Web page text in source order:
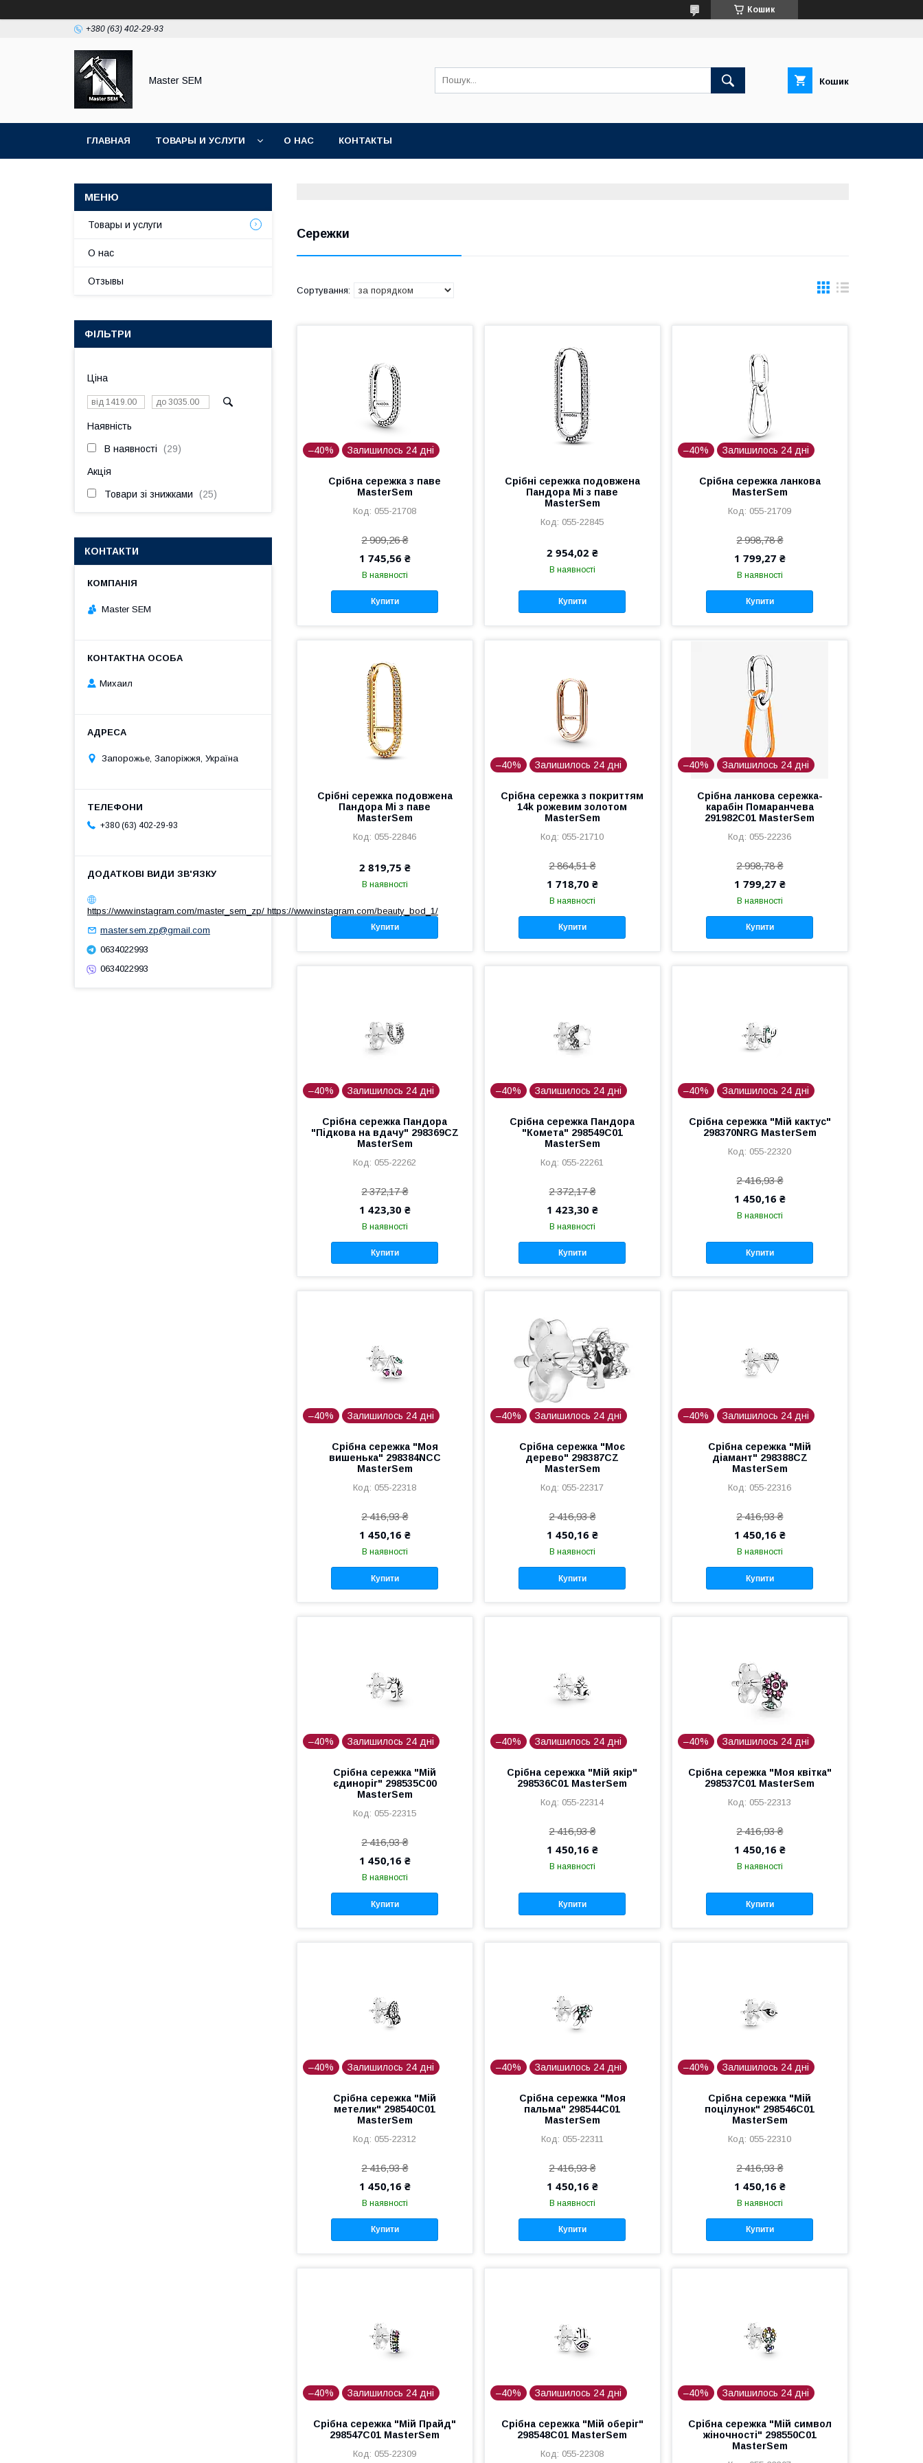
Кошик
+380 (63) 402-29-93
Master SEM Кошик
ГЛАВНАЯ ТОВАРЫ И УСЛУГИ О НАС КОНТАКТЫ
Сережки
–40% Залишилось 24 дні
Срібна сережка з паве
MasterSem
055-21708
2 909,26 ₴
1 745,56 ₴
В наявності
Купити
Срібні сережка подовжена
Пандора Мі з паве
MasterSem
055-22845
2 954,02 ₴
В наявності
Купити
–40% Залишилось 24 дні
Срібна сережка ланкова
MasterSem
055-21709
2 998,78 ₴
1 799,27 ₴
В наявності
Купити
Срібні сережка подовжена
Пандора Мі з паве
MasterSem
055-22846
2 819,75 ₴
В наявності
Купити
–40% Залишилось 24 дні
Срібна сережка з покриттям
14k рожевим золотом
MasterSem
055-21710
2 864,51 ₴
1 718,70 ₴
В наявності
Купити
–40% Залишилось 24 дні
Срібна ланкова сережка-
карабін Помаранчева
291982C01 MasterSem
055-22236
2 998,78 ₴
1 799,27 ₴
В наявності
Купити
–40% Залишилось 24 дні
Срібна сережка Пандора
"Підкова на вдачу" 298369CZ
MasterSem
055-22262
2 372,17 ₴
1 423,30 ₴
В наявності
Купити
–40% Залишилось 24 дні
Срібна сережка Пандора
"Комета" 298549C01
MasterSem
055-22261
2 372,17 ₴
1 423,30 ₴
В наявності
Купити
–40% Залишилось 24 дні
Срібна сережка "Мій кактус"
298370NRG MasterSem
055-22320
2 416,93 ₴
1 450,16 ₴
В наявності
Купити
–40% Залишилось 24 дні
Срібна сережка "Моя
вишенька" 298384NCC
MasterSem
055-22318
2 416,93 ₴
1 450,16 ₴
В наявності
Купити
–40% Залишилось 24 дні
Срібна сережка "Моє
дерево" 298387CZ
MasterSem
055-22317
2 416,93 ₴
1 450,16 ₴
В наявності
Купити
–40% Залишилось 24 дні
Срібна сережка "Мій
діамант" 298388CZ
MasterSem
055-22316
2 416,93 ₴
1 450,16 ₴
В наявності
Купити
–40% Залишилось 24 дні
Срібна сережка "Мій
єдиноріг" 298535C00
MasterSem
055-22315
2 416,93 ₴
1 450,16 ₴
В наявності
Купити
–40% Залишилось 24 дні
Срібна сережка "Мій якір"
298536C01 MasterSem
055-22314
2 416,93 ₴
1 450,16 ₴
В наявності
Купити
–40% Залишилось 24 дні
Срібна сережка "Моя квітка"
298537C01 MasterSem
055-22313
2 416,93 ₴
1 450,16 ₴
В наявності
Купити
–40% Залишилось 24 дні
Срібна сережка "Мій
метелик" 298540C01
MasterSem
055-22312
2 416,93 ₴
1 450,16 ₴
В наявності
Купити
–40% Залишилось 24 дні
Срібна сережка "Моя
пальма" 298544C01
MasterSem
055-22311
2 416,93 ₴
1 450,16 ₴
В наявності
Купити
–40% Залишилось 24 дні
Срібна сережка "Мій
поцілунок" 298546C01
MasterSem
055-22310
2 416,93 ₴
1 450,16 ₴
В наявності
Купити
–40% Залишилось 24 дні
Срібна сережка "Мій Прайд"
298547C01 MasterSem
055-22309
–40% Залишилось 24 дні
Срібна сережка "Мій оберіг"
298548C01 MasterSem
055-22308
–40% Залишилось 24 дні
Срібна сережка "Мій символ
жіночності" 298550C01
MasterSem
Товары и услуги
О нас
Отзывы
ФІЛЬТРИ
Ціна
Наявність
В наявності 29
Акція
Товари зі знижками 25
КОНТАКТИ
Master SEM
Михаил
Запорожье, Запоріжжя, Україна
+380 (63) 402-29-93
https://www.instagram.com/master_sem_zp/ https://www.instagram.com/beauty_bod_1/
master.sem.zp@gmail.com
0634022993
0634022993